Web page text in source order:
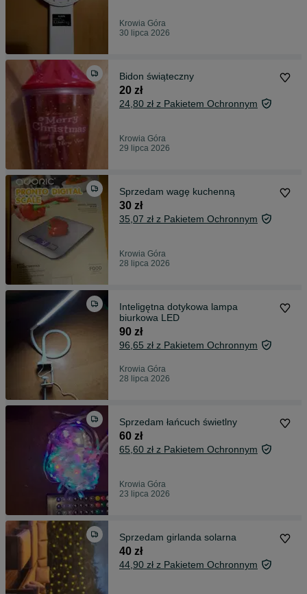
Krowia Góra
30 lipca 2026
Bidon świąteczny
20 zł
24,80 zł z Pakietem Ochronnym
Krowia Góra
29 lipca 2026
Sprzedam wagę kuchenną
30 zł
35,07 zł z Pakietem Ochronnym
Krowia Góra
28 lipca 2026
Inteligętna dotykowa lampa
biurkowa LED
90 zł
96,65 zł z Pakietem Ochronnym
Krowia Góra
28 lipca 2026
Sprzedam łańcuch świetlny
60 zł
65,60 zł z Pakietem Ochronnym
Krowia Góra
23 lipca 2026
Sprzedam girlanda solarna
40 zł
44,90 zł z Pakietem Ochronnym